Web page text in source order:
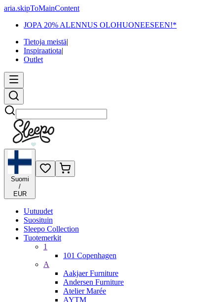
aria.skipToMainContent
JOPA 20% ALENNUS OLOHUONEESEEN!*
Tietoja meistä|
Inspiraatiota|
Outlet
Etsi
Suomi
/
EUR
Uutuudet
Suosituin
Sleepo Collection
Tuotemerkit
1
101 Copenhagen
A
Aakjaer Furniture
Andersen Furniture
Atelier Marée
AYTM